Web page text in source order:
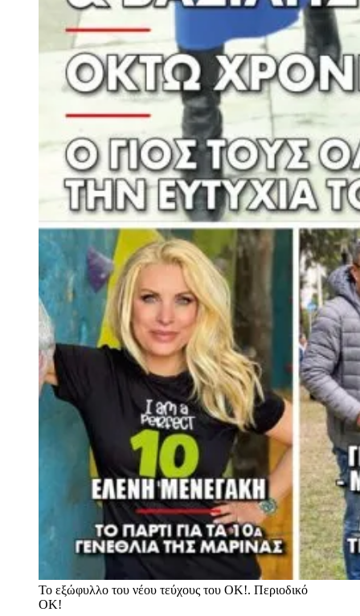
Το εξώφυλλο του νέου τεύχους του ΟΚ!. Περιοδικό
ΟΚ!